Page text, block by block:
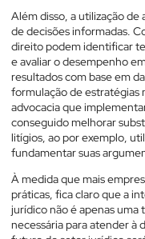
Além disso, a utilização de
de decisões informadas.
direito podem identificar
e avaliar o desempenho
resultados com base em
formulação de estratégias
advocacia que
conseguido melhorar
litígios, ao por exemplo,
fundamentar suas
À medida que mais
práticas, fica claro que a
jurídico não é apenas
necessária para atender à